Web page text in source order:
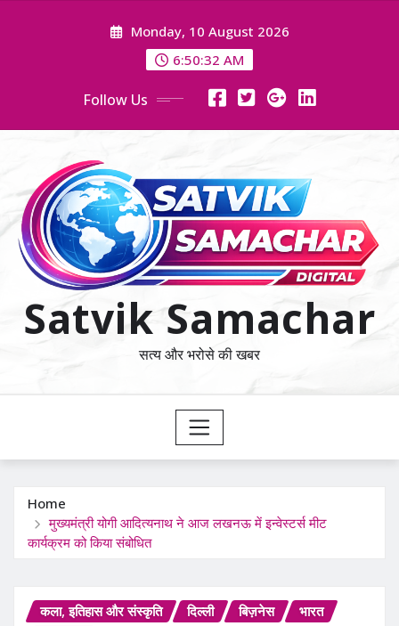
Monday, 10 August 2026
6:50:33 AM
Follow Us
Satvik Samachar
सत्य और भरोसे की खबर
Home
मुख्यमंत्री योगी आदित्यनाथ ने आज लखनऊ में इन्वेस्टर्स मीट
कार्यक्रम को किया संबोधित
कला, इतिहास और संस्कृति दिल्ली बिज़नेस
भारत